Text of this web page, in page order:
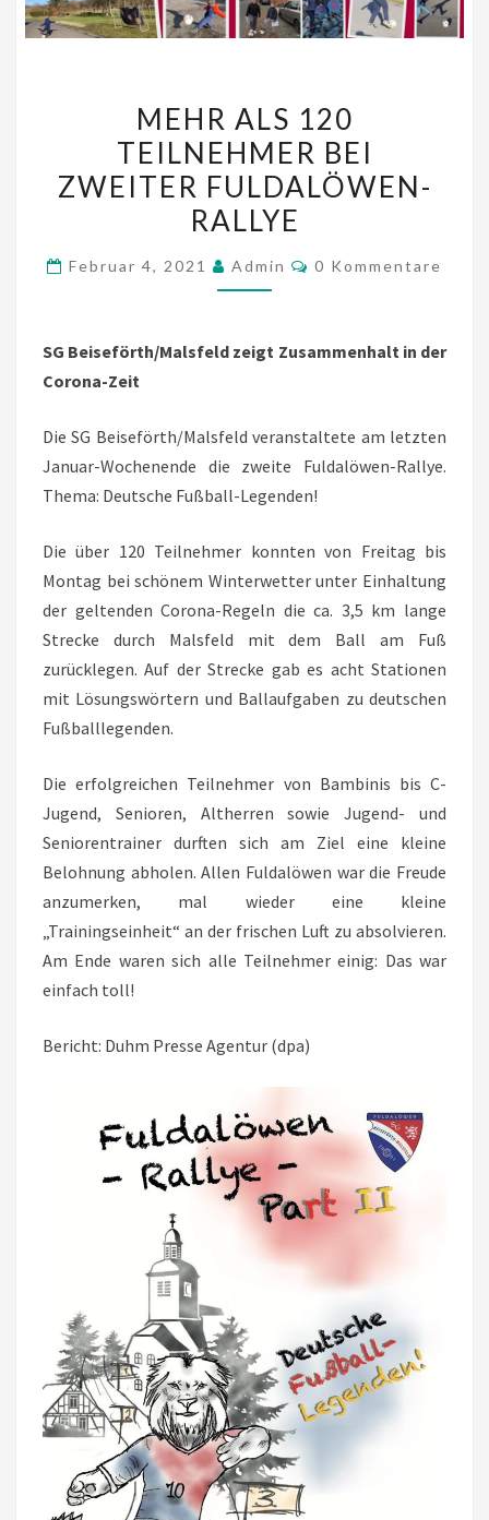
ALS
120
TEILNEHMER
BEI
FULDALÖWEN-
MEHR ALS 120
TEILNEHMER BEI
ZWEITER FULDALÖWEN-
RALLYE
Februar 4, 2021 Admin Kommentare
0 Kommentare
SG Beiseförth/Malsfeld zeigt Zusammenhalt in der
Corona-Zeit
Die SG Beiseförth/Malsfeld veranstaltete am letzten
Januar-Wochenende die zweite Fuldalöwen-Rallye.
Thema: Deutsche Fußball-Legenden!
Die über 120 Teilnehmer konnten von Freitag bis
Montag bei schönem Winterwetter unter Einhaltung
der geltenden Corona-Regeln die ca. 3,5 km lange
Strecke durch Malsfeld mit dem Ball am Fuß
zurücklegen. Auf der Strecke gab es acht Stationen
mit Lösungswörtern und Ballaufgaben zu deutschen
Fußballlegenden.
Die erfolgreichen Teilnehmer von Bambinis bis C-
Jugend, Senioren, Altherren sowie Jugend- und
Seniorentrainer durften sich am Ziel eine kleine
Belohnung abholen. Allen Fuldalöwen war die Freude
anzumerken, mal wieder eine kleine
„Trainingseinheit“ an der frischen Luft zu absolvieren.
Am Ende waren sich alle Teilnehmer einig: Das war
einfach toll!
Bericht: Duhm Presse Agentur (dpa)